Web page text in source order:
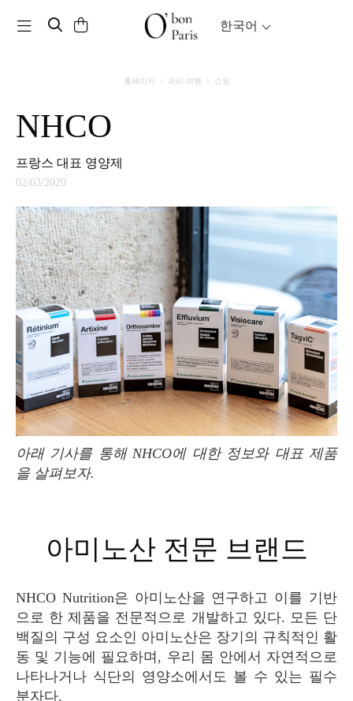
Toggle navigation 한국어
홈페이지 파리 여행 쇼핑
NHCO
프랑스 대표 영양제
02/03/2020
아래 기사를 통해 NHCO에 대한 정보와 대표 제품
을 살펴보자.
아미노산 전문 브랜드
NHCO Nutrition은 아미노산을 연구하고 이를 기반
으로 한 제품을 전문적으로 개발하고 있다. 모든 단
백질의 구성 요소인 아미노산은 장기의 규칙적인 활
동 및 기능에 필요하며, 우리 몸 안에서 자연적으로
나타나거나 식단의 영양소에서도 볼 수 있는 필수
분자다.